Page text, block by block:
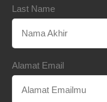
Last Name
Alamat Email